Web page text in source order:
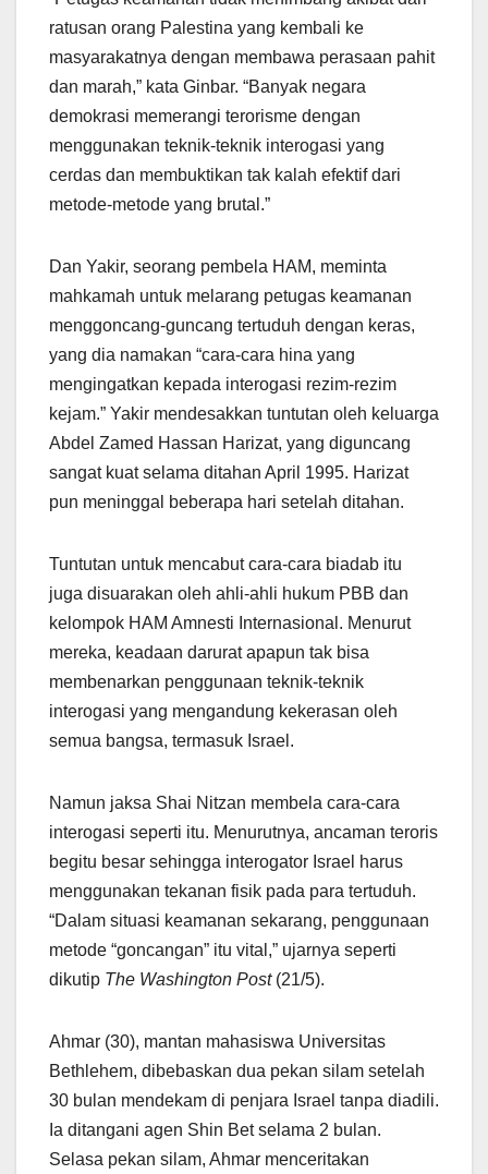
ratusan orang Palestina yang kembali ke
masyarakatnya dengan membawa perasaan pahit
dan marah,” kata Ginbar. “Banyak negara
demokrasi memerangi terorisme dengan
menggunakan teknik-teknik interogasi yang
cerdas dan membuktikan tak kalah efektif dari
metode-metode yang brutal.”
Dan Yakir, seorang pembela HAM, meminta
mahkamah untuk melarang petugas keamanan
menggoncang-guncang tertuduh dengan keras,
yang dia namakan “cara-cara hina yang
mengingatkan kepada interogasi rezim-rezim
kejam.” Yakir mendesakkan tuntutan oleh keluarga
Abdel Zamed Hassan Harizat, yang diguncang
sangat kuat selama ditahan April 1995. Harizat
pun meninggal beberapa hari setelah ditahan.
Tuntutan untuk mencabut cara-cara biadab itu
juga disuarakan oleh ahli-ahli hukum PBB dan
kelompok HAM Amnesti Internasional. Menurut
mereka, keadaan darurat apapun tak bisa
membenarkan penggunaan teknik-teknik
interogasi yang mengandung kekerasan oleh
semua bangsa, termasuk Israel.
Namun jaksa Shai Nitzan membela cara-cara
interogasi seperti itu. Menurutnya, ancaman teroris
begitu besar sehingga interogator Israel harus
menggunakan tekanan fisik pada para tertuduh.
“Dalam situasi keamanan sekarang, penggunaan
metode “goncangan” itu vital,” ujarnya seperti
dikutip The Washington Post(21/5).
Ahmar (30), mantan mahasiswa Universitas
Bethlehem, dibebaskan dua pekan silam setelah
30 bulan mendekam di penjara Israel tanpa diadili.
Ia ditangani agen Shin Bet selama 2 bulan.
Selasa pekan silam, Ahmar menceritakan